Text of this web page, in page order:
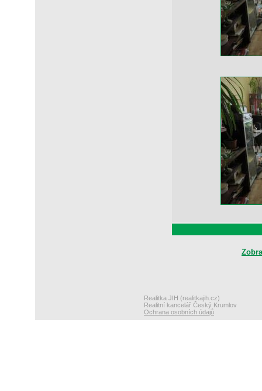
Realitka JIH (realitkajih.cz)
Realitní kancelář Český Krumlov
Ochrana osobních údajů